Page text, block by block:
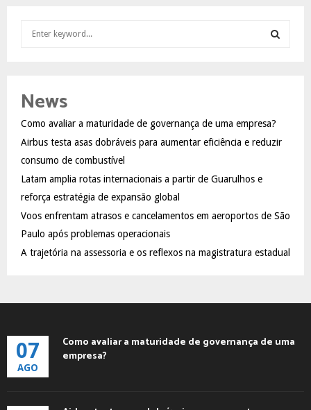
h
o
r
:
R
News
Como avaliar a maturidade de governança de uma empresa?
Airbus testa asas dobráveis para aumentar eficiência e reduzir
consumo de combustível
Latam amplia rotas internacionais a partir de Guarulhos e
reforça estratégia de expansão global
Voos enfrentam atrasos e cancelamentos em aeroportos de São
Paulo após problemas operacionais
A trajetória na assessoria e os reflexos na magistratura estadual
07
AGO
Como avaliar a maturidade de governança de uma
empresa?